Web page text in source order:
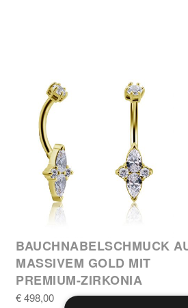
BAUCHNABELSCHMUCK
MASSIVEM GOLD MIT
PREMIUM-ZIRKONIA
€ 498,00